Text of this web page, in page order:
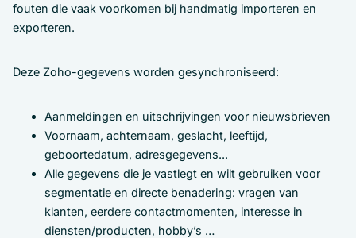
fouten die vaak voorkomen bij handmatig importeren en
exporteren.
Deze Zoho-gegevens worden gesynchroniseerd:
Aanmeldingen en uitschrijvingen voor nieuwsbrieven
Voornaam, achternaam, geslacht, leeftijd,
geboortedatum, adresgegevens...
Alle gegevens die je vastlegt en wilt gebruiken voor
segmentatie en directe benadering: vragen van
klanten, eerdere contactmomenten, interesse in
diensten/producten, hobby’s …